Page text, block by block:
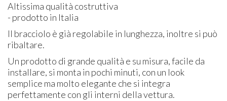
Altissima qualità costruttiva
- prodotto in Italia
Il bracciolo è già regolabile in lunghezza, inoltre si può
ribaltare.
Un prodotto di grande qualità e su misura, facile da
installare, si monta in pochi minuti, con un look
semplice ma molto elegante che si integra
perfettamente con gli interni della vettura.